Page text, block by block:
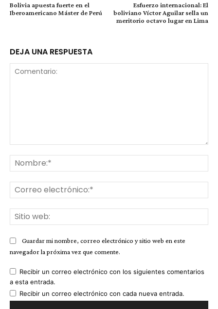
Bolivia apuesta fuerte en el
Iberoamericano Máster de Perú
Esfuerzo internacional: El
boliviano Víctor Aguilar sella un
meritorio octavo lugar en Lima
DEJA UNA RESPUESTA
Guardar mi nombre, correo electrónico y sitio web en este
navegador la próxima vez que comente.
Recibir un correo electrónico con los siguientes comentarios
a esta entrada.
Recibir un correo electrónico con cada nueva entrada.